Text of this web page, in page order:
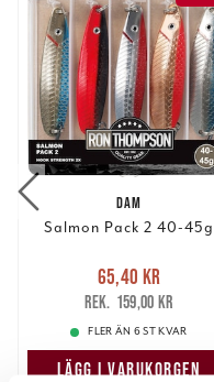
DAM
Salmon Pack 2 40-45g
Nuvarande pris
65,40 krTidigare pris
159,00 kr
65,40 kr
159,00 kr
FLER ÄN 6 ST KVAR
LÄGG I VARUKORGEN